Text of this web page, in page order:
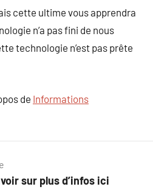
cette ultime vous apprendra
n’a pas fini de nous
technologie n’est pas prête
de Informations
sur plus d’infos ici